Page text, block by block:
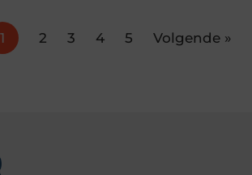
1 2 3 4 5 Volgende »